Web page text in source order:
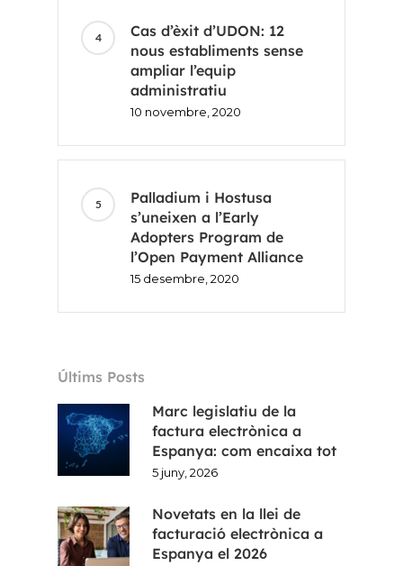
Cas d’èxit d’UDON: 12
nous establiments sense
ampliar l’equip
administratiu
10 novembre, 2020
Palladium i Hostusa
s’uneixen a l’Early
Adopters Program de
l’Open Payment Alliance
15 desembre, 2020
Últims Posts
Marc legislatiu de la
factura electrònica a
Espanya: com encaixa tot
5 juny, 2026
Novetats en la llei de
facturació electrònica a
Espanya el 2026
Voxel
CA
FR
ES
EN